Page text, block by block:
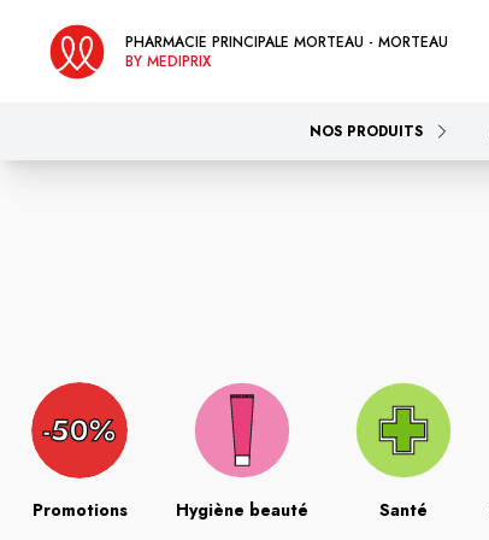
PHARMACIE PRINCIPALE MORTEAU - MORTEAU
BY MEDIPRIX
NOS PRODUITS
Promotions Hygiène beauté Santé